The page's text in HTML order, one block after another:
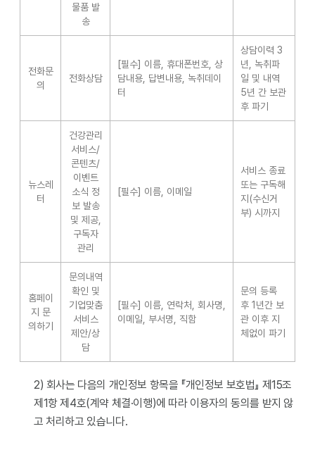
물품 발
송
전화문
의
전화상담
[필수] 이름, 휴대폰번호, 상
담내용, 답변내용, 녹취데이
터
상담이력 3
년, 녹취파
일 및 내역
5년 간 보관
후 파기
뉴스레
터
건강관리
서비스/
콘텐츠/
이벤트
소식 정
보 발송
및 제공,
구독자
관리
[필수] 이름, 이메일
서비스 종료
또는 구독해
지(수신거
부) 시까지
홈페이
지 문
의하기
문의내역
확인 및
기업맞춤
서비스
제안/상
담
[필수] 이름, 연락처, 회사명,
이메일, 부서명, 직함
문의 등록
후 1년간 보
관 이후 지
체없이 파기
2) 회사는 다음의 개인정보 항목을 『개인정보 보호법』 제15조
제1항 제4호(계약 체결·이행)에 따라 이용자의 동의를 받지 않
고 처리하고 있습니다.